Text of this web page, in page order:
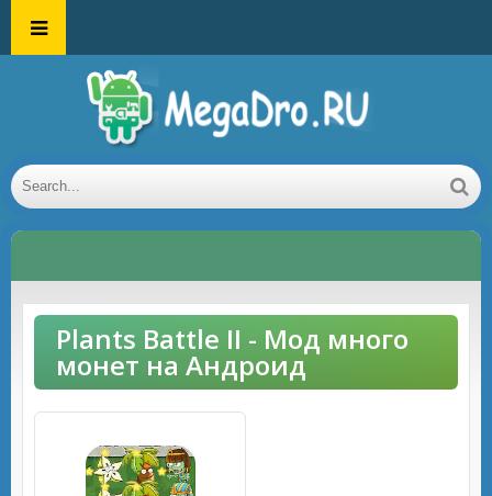
Plants Battle II - Мод много
монет на Андроид